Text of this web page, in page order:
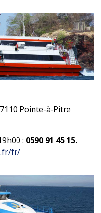
Pointe-à-Pitre
: 0590 91 45 15.
fr/